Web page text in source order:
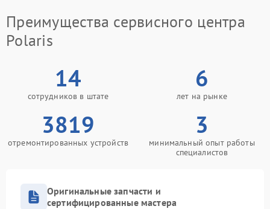
Преимущества сервисного центра
Polaris
14
сотрудников в штате
6
лет на рынке
3819
отремонтированных устройств
3
минимальный опыт работы
специалистов
Оригинальные запчасти и
сертифицированные мастера